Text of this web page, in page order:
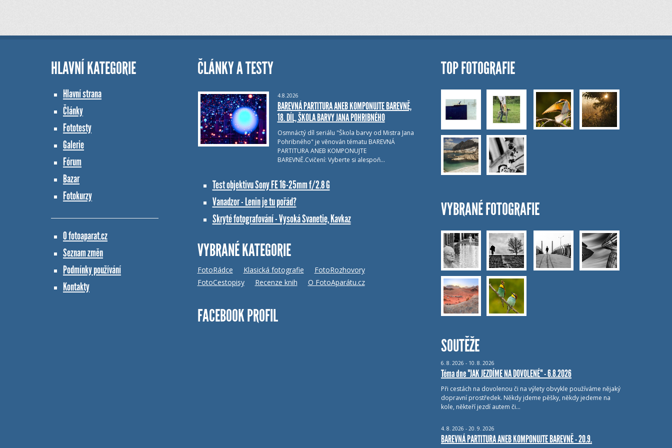
HLAVNÍ KATEGORIE
Hlavní strana
Články
Fototesty
Galerie
Fórum
Bazar
Fotokurzy
O fotoaparat.cz
Seznam změn
Podmínky používání
Kontakty
ČLÁNKY A TESTY
4.8.2026
BAREVNÁ PARTITURA ANEB KOMPONUJTE BAREVNĚ,
18. DÍL, ŠKOLA BARVY JANA POHRIBNÉHO
Osmnáctý díl seriálu "Škola barvy od Mistra Jana
Pohribného" je věnován tématu BAREVNÁ
PARTITURA ANEB KOMPONUJTE
BAREVNĚ.Cvičení: Vyberte si alespoň…
Test objektivu Sony FE 16-25mm f/2.8 G
Vanadzor - Lenin je tu pořád?
Skryté fotografování - Vysoká Svanetie, Kavkaz
VYBRANÉ KATEGORIE
FotoRádce Klasická fotografie
FotoRozhovory
FotoCestopisy
Recenze knih O FotoAparátu.cz
FACEBOOK PROFIL
TOP FOTOGRAFIE
VYBRANÉ FOTOGRAFIE
SOUTĚŽE
6. 8. 2026 - 10. 8. 2026
Téma dne "JAK JEZDÍME NA DOVOLENÉ" - 6.8.2026
Při cestách na dovolenou či na výlety obvykle používáme nějaký
dopravní prostředek. Někdy jdeme pěšky, někdy jedeme na
kole, někteří jezdí autem či…
4. 8. 2026 - 20. 9. 2026
BAREVNÁ PARTITURA ANEB KOMPONUJTE BAREVNĚ - 20.9.